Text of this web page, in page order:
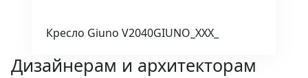
Кресло Giuno V2040GIUNO_XXX_
Дизайнерам и архитекторам